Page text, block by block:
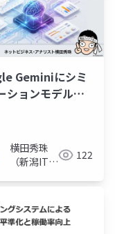
Geminiにシミ
ションモデル生
横田秀珠
（新潟ITコ
122